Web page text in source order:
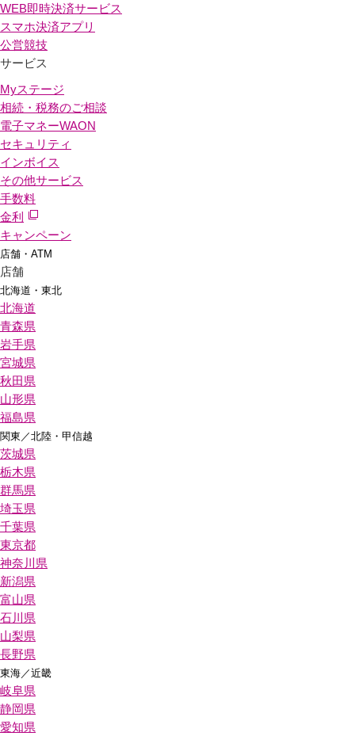
WEB即時決済サービス
スマホ決済アプリ
公営競技
サービス
Myステージ
相続・税務のご相談
電子マネーWAON
セキュリティ
インボイス
その他サービス
手数料
金利
キャンペーン
店舗・ATM
店舗
北海道・東北
北海道
青森県
岩手県
宮城県
秋田県
山形県
福島県
関東／北陸・甲信越
茨城県
栃木県
群馬県
埼玉県
千葉県
東京都
神奈川県
新潟県
富山県
石川県
山梨県
長野県
東海／近畿
岐阜県
静岡県
愛知県